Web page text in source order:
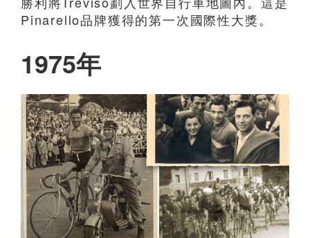
Pinarello品牌獲得的第一次國際性大獎。
1975年